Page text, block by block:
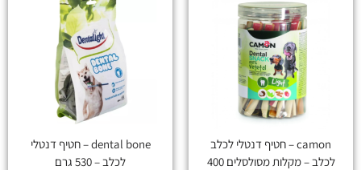
camon – חטיף דנטלי לכלב
לכלב – מקלות מסולסלים 400
dental bone – חטיף דנטלי
לכלב – 530 גרם